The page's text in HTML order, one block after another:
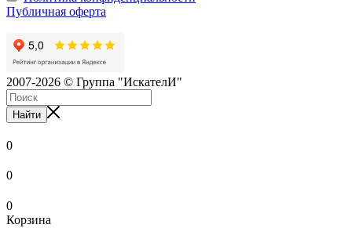
Публичная оферта
2007-2026 © Группа "ИскателИ"
Найти
0
0
0
Корзина